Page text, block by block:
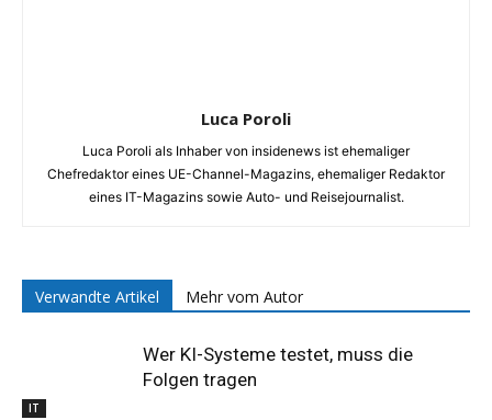
Luca Poroli
Luca Poroli als Inhaber von insidenews ist ehemaliger
Chefredaktor eines UE-Channel-Magazins, ehemaliger Redaktor
eines IT-Magazins sowie Auto- und Reisejournalist.
Verwandte Artikel Mehr vom Autor
IT
Wer KI-Systeme testet, muss die
Folgen tragen